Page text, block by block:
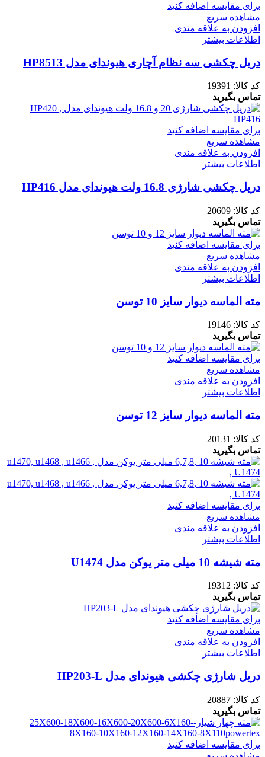
برای مقایسه اضافه کنید
مشاهده سریع
افزودن به علاقه مندی
اطلاعات بیشتر
دریل چکشی سه نظام آچاری هیوندای مدل HP8513
کد کالا: 19391
تماس بگیرید
برای مقایسه اضافه کنید
مشاهده سریع
افزودن به علاقه مندی
اطلاعات بیشتر
دریل چکشی شارژی 16.8 ولت هیوندای مدل HP416
کد کالا: 20609
تماس بگیرید
برای مقایسه اضافه کنید
مشاهده سریع
افزودن به علاقه مندی
اطلاعات بیشتر
مته الماسه دیوار سایز 10 توسن
کد کالا: 19146
تماس بگیرید
برای مقایسه اضافه کنید
مشاهده سریع
افزودن به علاقه مندی
اطلاعات بیشتر
مته الماسه دیوار سایز 12 توسن
کد کالا: 20131
تماس بگیرید
برای مقایسه اضافه کنید
مشاهده سریع
افزودن به علاقه مندی
اطلاعات بیشتر
مته شیشه 10 میلی متر یوکن مدل U1474
کد کالا: 19312
تماس بگیرید
برای مقایسه اضافه کنید
مشاهده سریع
افزودن به علاقه مندی
اطلاعات بیشتر
دریل شارژی چکشی هیوندای مدل HP203-L
کد کالا: 20887
تماس بگیرید
برای مقایسه اضافه کنید